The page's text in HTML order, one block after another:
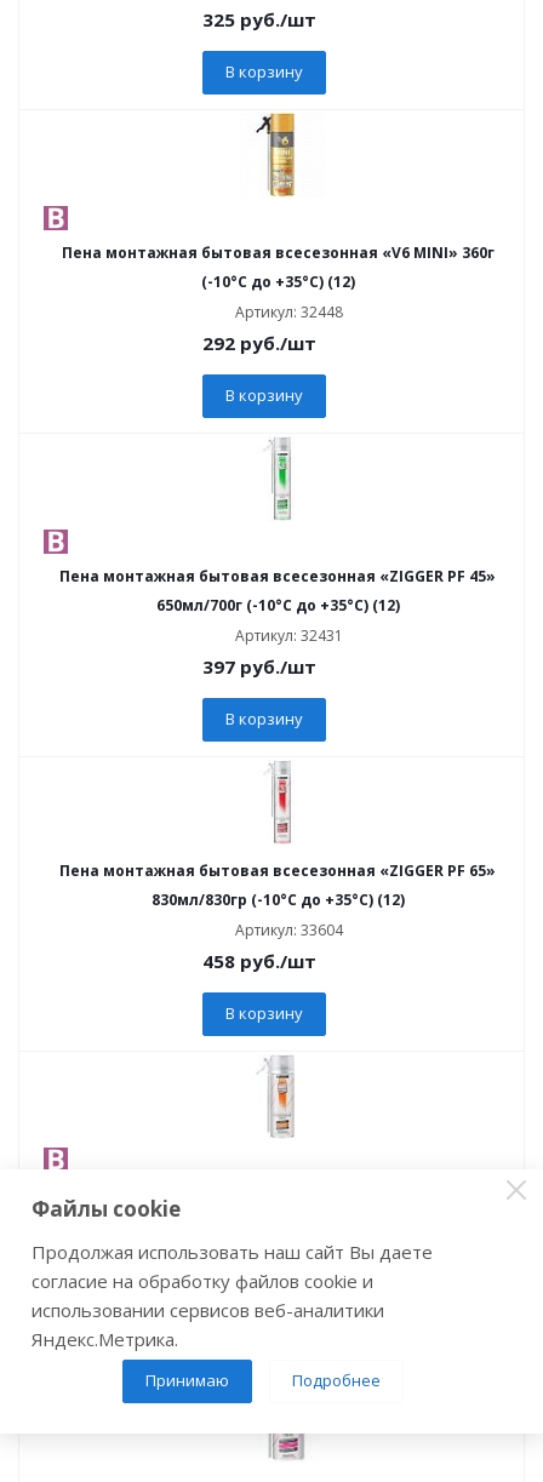
325 руб./шт
В корзину
Пена монтажная бытовая всесезонная «V6 MINI» 360г
(-10°C до +35°C) (12)
Артикул: 32448
292 руб./шт
В корзину
Пена монтажная бытовая всесезонная «ZIGGER PF 45»
650мл/700г (-10°C до +35°C) (12)
Артикул: 32431
397 руб./шт
В корзину
Пена монтажная бытовая всесезонная «ZIGGER PF 65»
830мл/830гр (-10°C до +35°C) (12)
Артикул: 33604
458 руб./шт
В корзину
COMPACT» 430мл/460г (-10°C до +35°C) (12)
Артикул: 32432
297 руб./шт
Файлы cookie
Продолжая использовать наш сайт Вы даете
согласие на обработку файлов cookie и
использовании сервисов веб-аналитики
Яндекс.Метрика.
Принимаю Подробнее